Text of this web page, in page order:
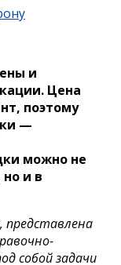
и
Цена
поэтому
—
можно не
и в
представлена
собой задачи